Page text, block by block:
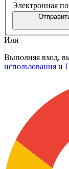
Электронная
Или
Выполняя вход,
использования и